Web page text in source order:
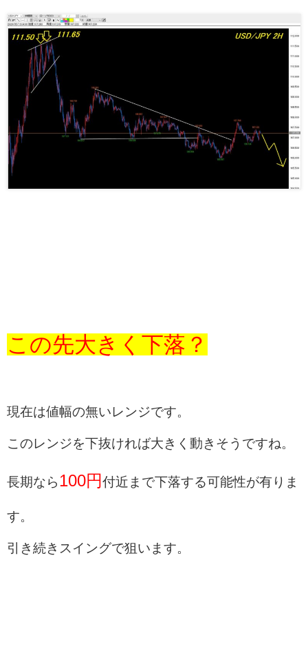
この先大きく下落？
現在は値幅の無いレンジです。
このレンジを下抜ければ大きく動きそうですね。
長期なら 100円 付近まで下落する可能性が有りま
す。
引き続きスイングで狙います。